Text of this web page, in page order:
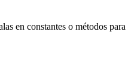
en constantes o métodos